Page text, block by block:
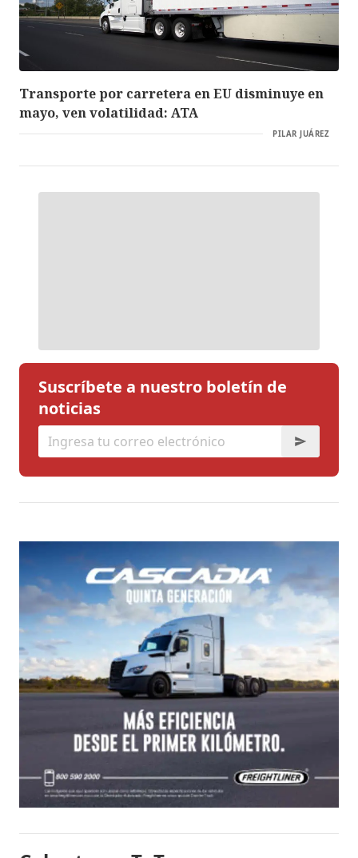
Transporte por carretera en EU disminuye en
mayo, ven volatilidad: ATA
PILAR JUÁREZ
Suscríbete a nuestro boletín de
noticias